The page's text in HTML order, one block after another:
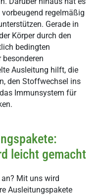
regelmäßig
Gerade in
Körper durch den
bedingten
Ausleitung hilft, die
den Stoffwechsel ins
Immunsystem für
leicht gemacht
Mit uns wird
Ausleitungspakete